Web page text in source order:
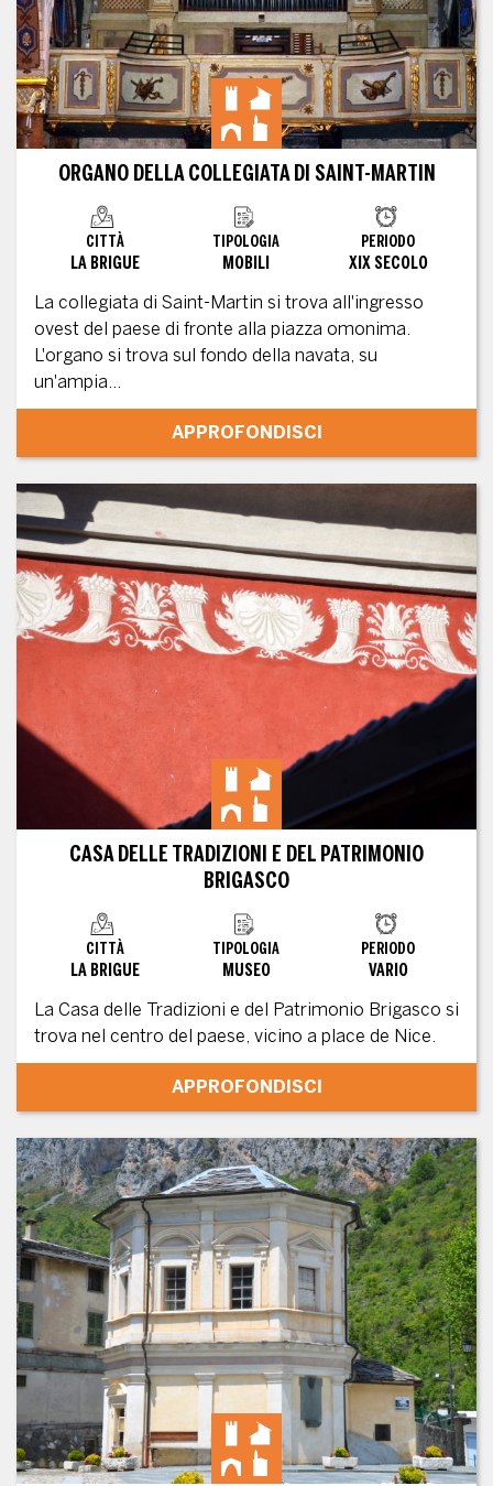
ORGANO DELLA COLLEGIATA DI SAINT-MARTIN
CITTÀ
LA BRIGUE
TIPOLOGIA
MOBILI
PERIODO
XIX SECOLO
La collegiata di Saint-Martin si trova all'ingresso
ovest del paese di fronte alla piazza omonima.
L'organo si trova sul fondo della navata, su
un'ampia...
APPROFONDISCI
CASA DELLE TRADIZIONI E DEL PATRIMONIO
BRIGASCO
CITTÀ
LA BRIGUE
TIPOLOGIA
MUSEO
PERIODO
VARIO
La Casa delle Tradizioni e del Patrimonio Brigasco si
trova nel centro del paese, vicino a place de Nice.
APPROFONDISCI